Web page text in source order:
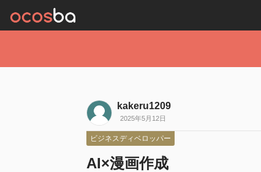
kakeru1209
2025年5月12日
ビジネスディベロッパー
AI×漫画作成